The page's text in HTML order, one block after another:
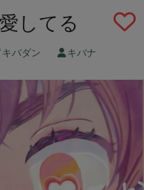
してる
キバダン
キバナ